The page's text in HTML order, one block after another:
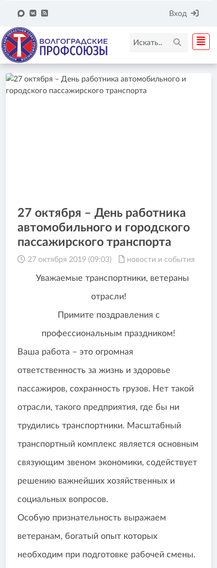
Вход
27 октября – День работника
автомобильного и городского
пассажирского транспорта
27 октября 2019 (09:03) новости и события
Уважаемые транспортники, ветераны
отрасли!
Примите поздравления с
профессиональным праздником!
Ваша работа – это огромная
ответственность за жизнь и здоровье
пассажиров, сохранность грузов. Нет такой
отрасли, такого предприятия, где бы ни
трудились транспортники. Масштабный
транспортный комплекс является основным
связующим звеном экономики, содействует
решению важнейших хозяйственных и
социальных вопросов.
Особую признательность выражаем
ветеранам, богатый опыт которых
необходим при подготовке рабочей смены.